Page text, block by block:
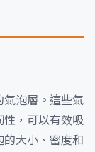
氣泡層。這些氣
，可以有效吸
大小、密度和